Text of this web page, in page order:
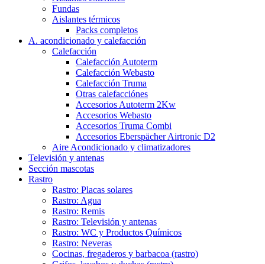
Fundas
Aislantes térmicos
Packs completos
A. acondicionado y calefacción
Calefacción
Calefacción Autoterm
Calefacción Webasto
Calefacción Truma
Otras calefacciónes
Accesorios Autoterm 2Kw
Accesorios Webasto
Accesorios Truma Combi
Accesorios Eberspächer Airtronic D2
Aire Acondicionado y climatizadores
Televisión y antenas
Sección mascotas
Rastro
Rastro: Placas solares
Rastro: Agua
Rastro: Remis
Rastro: Televisión y antenas
Rastro: WC y Productos Químicos
Rastro: Neveras
Cocinas, fregaderos y barbacoa (rastro)